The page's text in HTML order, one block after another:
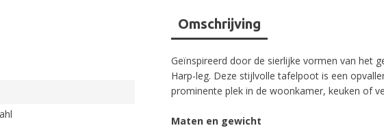
Omschrijving
Geïnspireerd door de sierlijke vormen van het
Harp-leg. Deze stijlvolle tafelpoot is een
prominente plek in de woonkamer, keuken of
Maten en gewicht